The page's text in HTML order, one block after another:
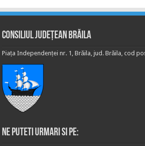
Consiliul Județean Brăila
Piața Independenței nr. 1, Brăila, jud. Brăila, cod
Ne puteti urmari si pe: